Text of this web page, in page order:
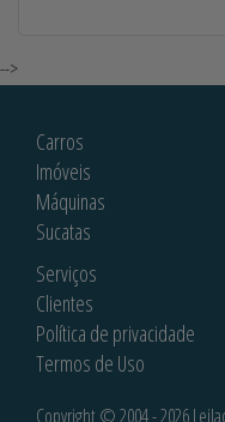
-->
Carros
Imóveis
Máquinas
Sucatas
Serviços
Clientes
Política de privacidade
Termos de Uso
Copyright © 2004 - 2026